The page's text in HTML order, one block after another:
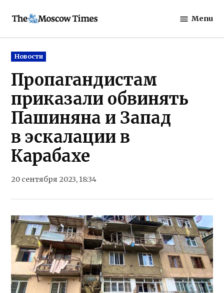
Moscow
Menu
Posted
in
Новости
Пропагандистам
приказали обвинять
Пашиняна и Запад
в эскалации в
Карабахе
20 сентября 2023, 18:34